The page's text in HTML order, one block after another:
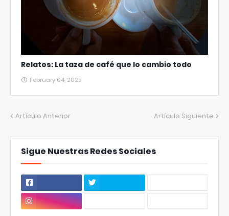
Relatos: La taza de café que lo cambio todo
February 04, 2025
Artículo Anterior Artículo Siguiente
Sigue Nuestras Redes Sociales